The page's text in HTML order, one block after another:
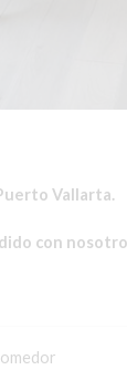
Vallarta.
con